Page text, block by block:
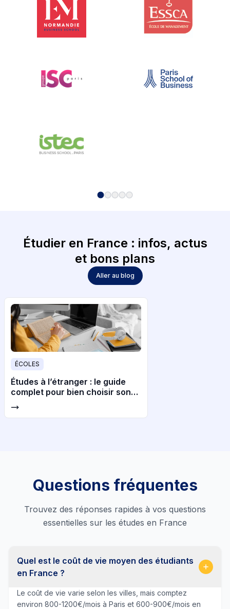
Étudier en France : infos, actus
et bons plans
Aller au blog
ÉCOLES
Études à l’étranger : le guide
complet pour bien choisir son
Questions fréquentes
Trouvez des réponses rapides à vos questions
essentielles sur les études en France
Quel est le coût de vie moyen des étudiants
en France ?
Le coût de vie varie selon les villes, mais comptez
environ 800-1200€/mois à Paris et 600-900€/mois en